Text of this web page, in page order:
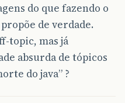
do que fazendo o
de verdade.
topic, mas já
absurda de tópicos
do java” ?